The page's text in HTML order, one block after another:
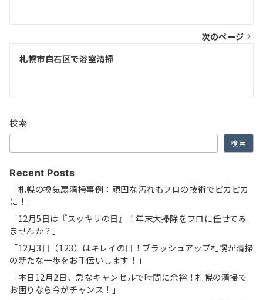
ナ
ビ
ゲ
シ
ョ
ン
次のページ
札幌市白石区で浴室清掃
検索
検索
Recent Posts
「札幌の換気扇清掃事例：頑固な汚れもプロの技術でピカピカ
に！」
「12月5日は『スッキリの日』！年末大掃除をプロに任せてみ
ませんか？」
「12月3日（123）はキレイの日！ブラッシュアップ札幌が清掃
の新たな一歩をお手伝いします！」
「本日12月2日、急なキャンセルで時間に余裕！札幌の清掃で
お困りなら今がチャンス！」